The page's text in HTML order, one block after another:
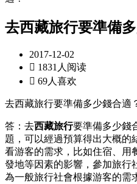
去西藏旅行要準備
2017-12-02
 1831人阅读
 69人喜欢
去西藏旅行要準備多少錢合適
答：去西藏旅行要準備多少錢
題，可以經過預算得出大概的
看游客的需求，比如住宿、用
發地等因素的影響，參加旅行
為一般旅行社會根據游客的需